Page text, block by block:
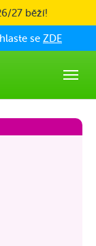
27 běží!
se ZDE